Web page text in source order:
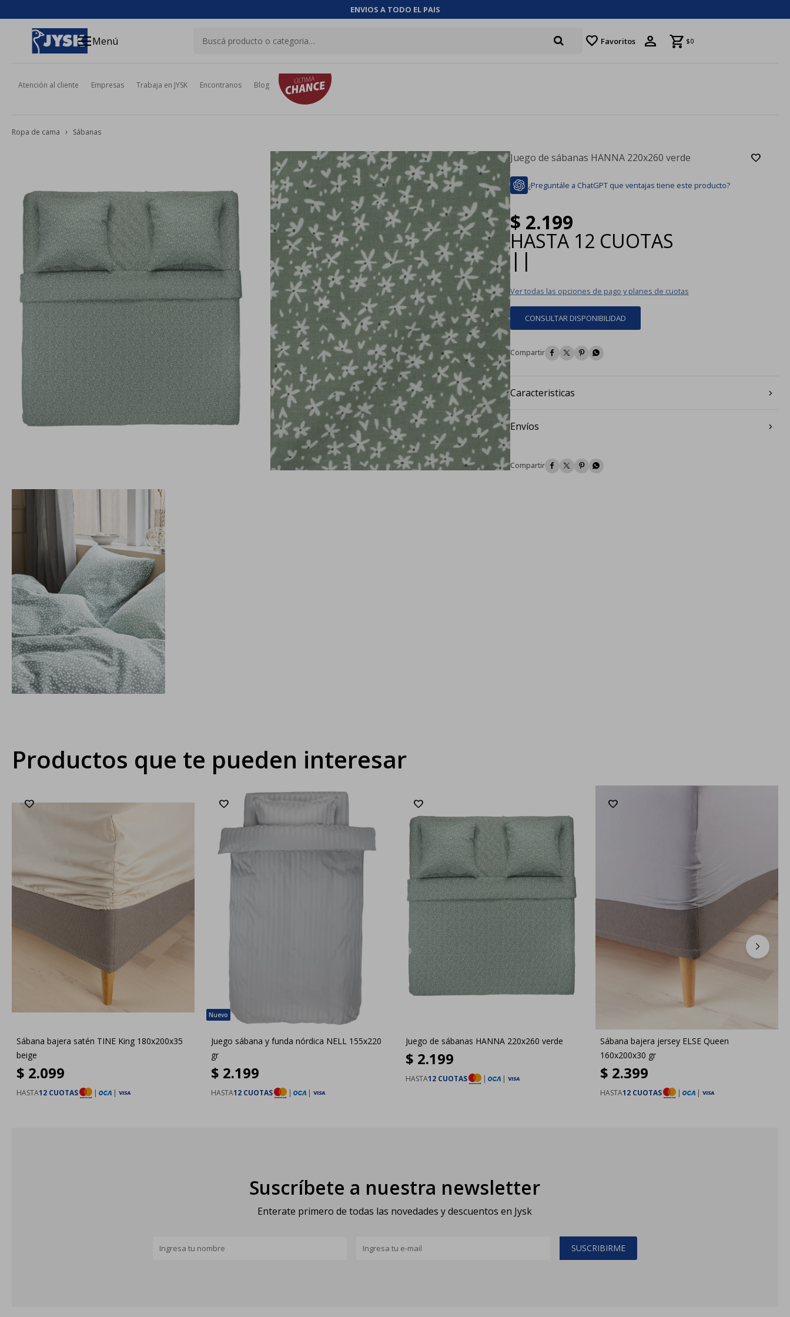
ENVIOS A TODO EL PAIS
menuMenú favorite Favoritos $0
Atención al cliente Empresas Trabaja en JYSK Encontranos Blog
Ropa de cama Sábanas
Juego de sábanas HANNA 220x260 verde
¿Preguntále a ChatGPT que ventajas tiene este producto?
$ 2.199
HASTA 12 CUOTAS
| |
Ver todas las opciones de pago y planes de cuotas
CONSULTAR DISPONIBILIDAD
   
Caracteristicas
Envíos
   
Productos que te pueden interesar
Sábana bajera satén TINE King 180x200x35
beige
$ 2.099
HASTA12 CUOTAS | |
Juego sábana y funda nórdica NELL 155x220
gr
$ 2.199
HASTA12 CUOTAS | |
Juego de sábanas HANNA 220x260 verde
$ 2.199
HASTA12 CUOTAS | |
Sábana bajera jersey ELSE Queen
160x200x30 gr
$ 2.399
HASTA12 CUOTAS | |
Suscríbete a nuestra newsletter
Enterate primero de todas las novedades y descuentos en Jysk
SUSCRIBIRME
close